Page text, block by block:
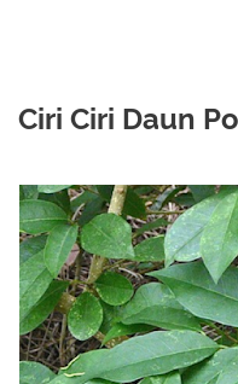
Ciri Ciri Daun